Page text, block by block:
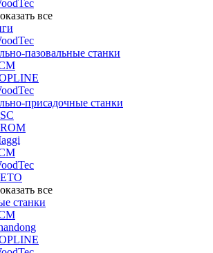
все
пазовальные станки
присадочные станки
все
станки